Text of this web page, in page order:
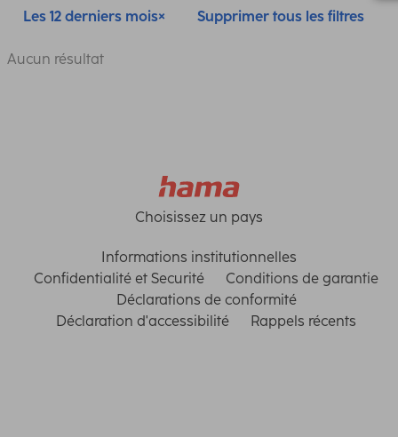
Les 12 derniers mois Supprimer tous les filtres
Aucun résultat
Choisissez un pays
Informations institutionnelles
Confidentialité et Securité
Conditions de garantie
Déclarations de conformité
Déclaration d'accessibilité
Rappels récents